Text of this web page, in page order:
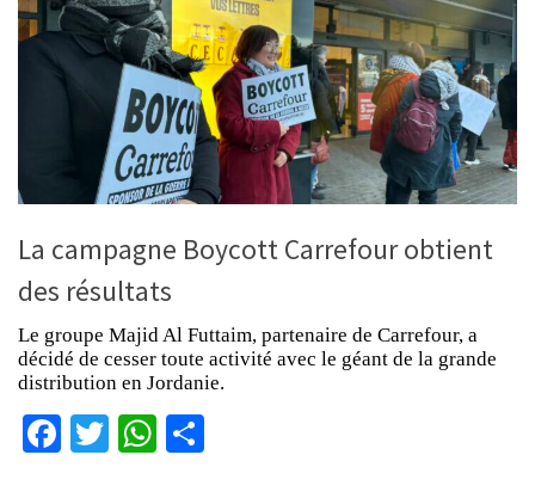
La campagne Boycott Carrefour obtient
des résultats
Le groupe Majid Al Futtaim, partenaire de Carrefour, a
décidé de cesser toute activité avec le géant de la grande
distribution en Jordanie.
Facebook
TwitterWhatsApp